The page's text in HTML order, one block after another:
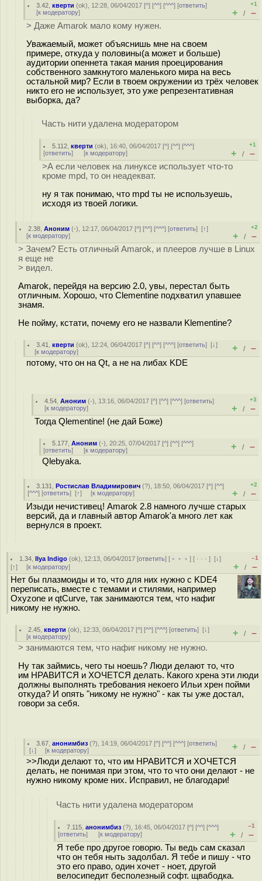
3.42 ,кверти (ok), 12:28, 06/04/2017 [^] [^^] [^^^] [ответить]
[к модератору]
+1
+ / –
> Даже Amarok мало кому нужен.
Уважаемый, может объяснишь мне на своем
примере, откуда у половины(а может и больше)
аудитории опеннета такая мания проецирования
собственного замкнутого маленького мира на весь
остальной мир? Если в твоем окружении из трёх человек
никто его не использует, это уже репрезентативная
выборка, да?
Часть нити удалена модератором
5.112 ,кверти (ok), 16:40, 06/04/2017 [^] [^^] [^^^]
[ответить] [к модератору]
+1
+ / –
>А если человек на линуксе использует что-то
кроме mpd, то он неадекват.
ну я так понимаю, что mpd ты не используешь,
исходя из твоей логики.
2.38 ,Аноним (-), 12:17, 06/04/2017 [^] [^^] [^^^] [ответить][↑]
[к модератору]
+2
+ / –
> Зачем? Есть отличный Amarok, и плееров лучше в Linux
я еще не
> видел.
Amarok, перейдя на версию 2.0, увы, перестал быть
отличным. Хорошо, что Clementine подхватил упавшее
знамя.
Не пойму, кстати, почему его не назвали Klementine?
3.41 ,кверти (ok), 12:24, 06/04/2017 [^] [^^] [^^^] [ответить][↓]
[к модератору] + / –
потому, что он на Qt, а не на либах KDE
4.54 ,Аноним (-), 13:16, 06/04/2017 [^] [^^] [^^^] [ответить]
[к модератору]
+3
+ / –
Тогда Qlementine! (не дай Боже)
5.177 ,Аноним (-), 20:25, 07/04/2017 [^] [^^] [^^^]
[ответить] [к модератору] + / –
Qlebyaka.
3.131 ,Ростислав Владимирович (?), 18:50, 06/04/2017 [^] [^^]
[^^^] [ответить] [↑] [к модератору]
+2
+ / –
Изыди нечистивец! Amarok 2.8 намного лучше старых
версий, да и главный автор Amarok'а много лет как
вернулся в проект.
1.34 ,Ilya Indigo (ok), 12:13, 06/04/2017 [ответить] [ ﹢﹢﹢] [ · · ·][↓]
[↑] [к модератору]
–1
+ / –
Нет бы плазмоиды и то, что для них нужно с KDE4
переписать, вместе с темами и стилями, например
Oxyzone и qtCurve, так занимаются тем, что нафиг
никому не нужно.
2.45 ,кверти (ok), 12:33, 06/04/2017 [^] [^^] [^^^] [ответить][↓]
[к модератору] + / –
> занимаются тем, что нафиг никому не нужно.
Ну так займись, чего ты ноешь? Люди делают то, что
им НРАВИТСЯ и ХОЧЕТСЯ делать. Какого хрена эти люди
должны выполнять требования некоего Ильи хрен пойми
откуда? И опять "никому не нужно" - как ты уже достал,
говори за себя.
3.67 ,анонимбиз (?), 14:19, 06/04/2017 [^] [^^] [^^^] [ответить]
[↓] [к модератору] + / –
>>Люди делают то, что им НРАВИТСЯ и ХОЧЕТСЯ
делать, не понимая при этом, что то что они делают - не
нужно никому кроме них. Исправил, не благодари!
Часть нити удалена модератором
7.115 ,анонимбиз (?), 16:45, 06/04/2017 [^] [^^] [^^^]
[ответить] [к модератору]
–1
+ / –
Я тебе про другое говорю. Ты ведь сам сказал
что он тебя ныть задолбал. Я тебе и пишу - что
это его право, один хочет - ноет, другой
велосипедит бесполезный софт. щвабодка.